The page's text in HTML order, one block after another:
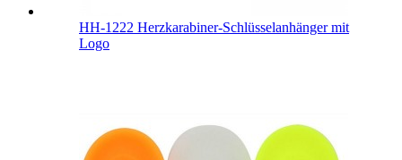
HH-1222 Herzkarabiner-Schlüsselanhänger mit
Logo